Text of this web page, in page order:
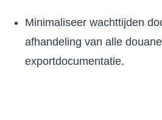
Minimaliseer wachttijden
afhandeling van alle
exportdocumentatie.